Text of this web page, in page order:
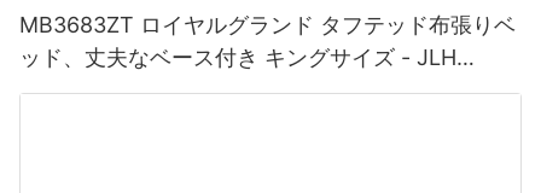
MB3683ZT ロイヤルグランド タフテッド布張りベ
ッド、丈夫なベース付き キングサイズ - JLH
Furniture